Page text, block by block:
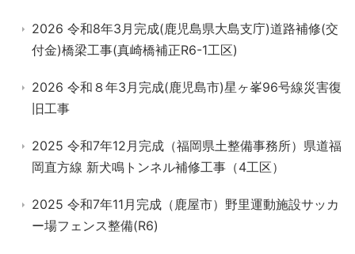
2026 令和8年3月完成(鹿児島県大島支庁)道路補修(交
付金)橋梁工事(真崎橋補正R6-1工区)
2026 令和８年3月完成(鹿児島市)星ヶ峯96号線災害復
旧工事
2025 令和7年12月完成（福岡県土整備事務所）県道福
岡直方線 新犬鳴トンネル補修工事（4工区）
2025 令和7年11月完成（鹿屋市）野里運動施設サッカ
ー場フェンス整備(R6)